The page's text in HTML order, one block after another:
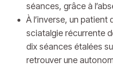
séances, grâce à
À l’inverse, un
sciatalgie récurrente
dix séances étalées
retrouver une